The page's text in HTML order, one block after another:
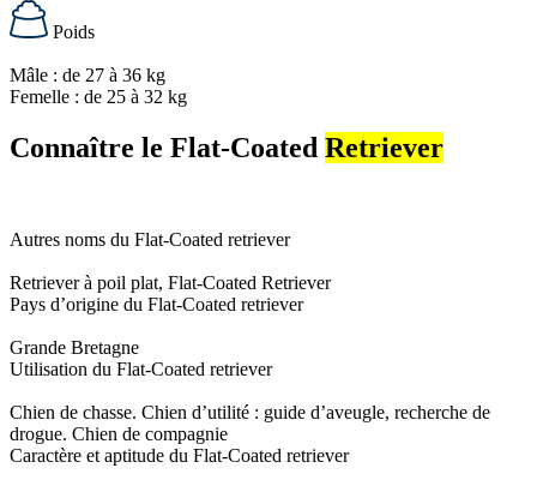
Poids
Mâle : de 27 à 36 kg
Femelle : de 25 à 32 kg
Connaître le Flat-Coated Retriever
Autres noms du Flat-Coated retriever
Retriever à poil plat, Flat-Coated Retriever
Pays d’origine du Flat-Coated retriever
Grande Bretagne
Utilisation du Flat-Coated retriever
Chien de chasse. Chien d’utilité : guide d’aveugle, recherche de
drogue. Chien de compagnie
Caractère et aptitude du Flat-Coated retriever